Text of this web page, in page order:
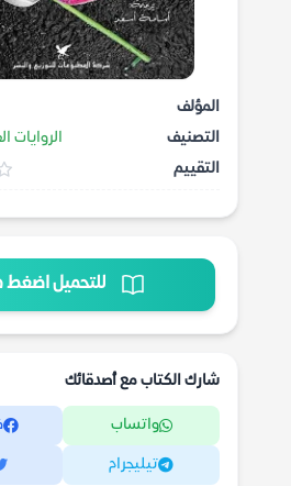
المؤلف
التصنيف
الروايات
التقييم
للتحميل اضغط
شارك الكتاب مع أصدقائك
واتساب
تيليجرام